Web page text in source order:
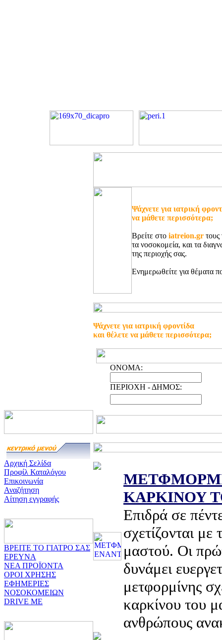
Αρχική Σελίδα
Προφίλ Καταλόγου
Επικοινωνία
Αναζήτηση
Αίτηση εγγραφής
ΒΡΕΙΤΕ ΤΟ ΓΙΑΤΡΟ ΣΑΣ
ΕΡΕΥΝΑ
ΝΕΑ ΠΡΟΪΟΝΤΑ
ΟΡΟΙ ΧΡΗΣΗΣ
ΕΦΗΜΕΡΙΕΣ
ΝΟΣΟΚΟΜΕΙΩΝ
DRIVE ME
Ψάχνετε για ιατρική
να μάθετε περισσότερα;
Βρείτε στο iatreion.gr τους
τα νοσοκομεία, και τα
της περιοχής σας.
Ενημερωθείτε για θέματα
Ψάχνετε για ιατρική φροντίδα
και θέλετε να μάθετε περισσότερα;
ONOMA:
ΠΕΡΙΟΧΗ - ΔΗΜΟΣ:
ΚΑΡΚΙΝΟΥ
Επιδρά σε
σχετίζονται
μαστού. Οι
δυνάμει
μετφορμίνης
καρκίνου του
ανθρώπους